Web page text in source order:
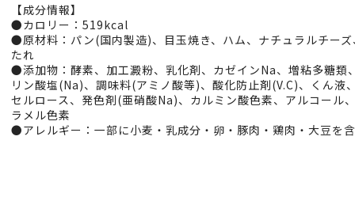
【成分情報】
●カロリー：519kcal
●原材料：パン(国内製造)、目玉焼き、ハム、ナチュラルチー
たれ
●添加物：酵素、加工澱粉、乳化剤、カゼインNa、増粘多糖類
リン酸塩(Na)、調味料(アミノ酸等)、酸化防止剤(V.C)、くん液
セルロース、発色剤(亜硝酸Na)、カルミン酸色素、アルコール
ラメル色素
●アレルギー：一部に小麦・乳成分・卵・豚肉・鶏肉・大豆を